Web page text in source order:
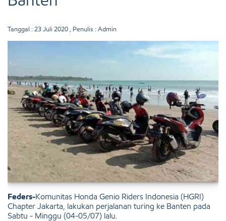
Tanggal : 23 Juli 2020 , Penulis : Admin
Feders-Komunitas Honda Genio Riders Indonesia (HGRI)
Chapter Jakarta, lakukan perjalanan turing ke Banten pada
Sabtu - Minggu (04-05/07) lalu.